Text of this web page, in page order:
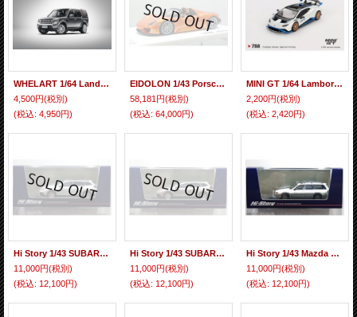
WHELART 1/64 Land Rover Discovery 4 (LHD) Gray
4,500円(税別)
(税込: 4,950円)
EIDOLON 1/43 Porsche 918 Spyder weissach package 2011 Arancio Pearl Limited 33 pcs.
58,181円(税別)
(税込: 64,000円)
MINI GT 1/64 Lamborghini Huracan STO Bianco Asopo (White) (RHD)
2,200円(税別)
(税込: 2,420円)
Hi Story 1/43 SUBARU LEGACY OUTBACK 2.5i EyeSight (2012) Satin White Pearl
11,000円(税別)
(税込: 12,100円)
Hi Story 1/43 SUBARU LEGACY OUTBACK 2.5i EyeSight (2012) Burnished Bronze Metallic
11,000円(税別)
(税込: 12,100円)
Hi Story 1/43 Mazda Capella Wagon FX (1994) Chastity White/Silent Silver Metallic
11,000円(税別)
(税込: 12,100円)